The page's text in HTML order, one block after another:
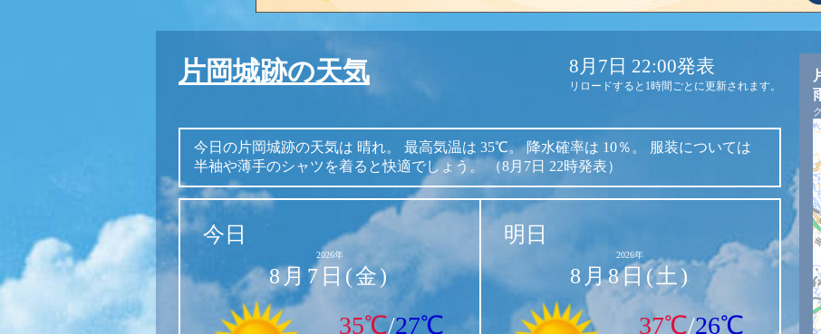
片岡城跡の天気 8月7日 22:00発表
リロードすると1時間ごとに更新されます。
今日の片岡城跡の天気は 晴れ。 最高気温は 35℃。 降水確率は 10％。
服装については
半袖や薄手のシャツを着ると快適でしょう。
（8月7日 22時発表）
今日
2026年
8月7日(金)
35℃/27℃
明日
2026年
8月8日(土)
37℃/26℃